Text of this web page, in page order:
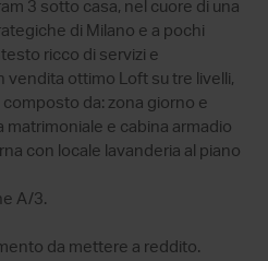
3 sotto casa, nel cuore di una
di Milano e a pochi
ricco di servizi e
vendita ottimo Loft su tre livelli,
da: zona giorno e
matrimoniale e cabina armadio
con locale lavanderia al piano
A/3.
da mettere a reddito.